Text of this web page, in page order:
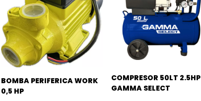
BOMBA PERIFERICA WORK
0,5 HP
COMPRESOR 50LT 2.5HP
GAMMA SELECT